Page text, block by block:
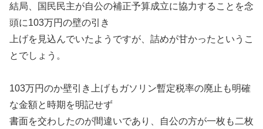
結局、国民民主が自公の補正予算成立に協力することを念
頭に103万円の壁の引き
上げを見込んでいたようですが、詰めが甘かったというこ
とでしょう。
103万円のか壁引き上げもガソリン暫定税率の廃止も明確
な金額と時期を明記せず
書面を交わしたのが間違いであり、自公の方が一枚も二枚